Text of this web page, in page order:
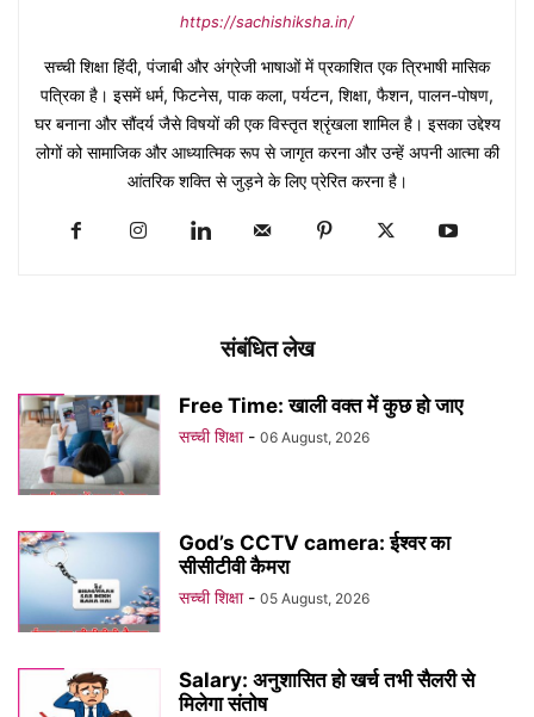
https://sachishiksha.in/
सच्ची शिक्षा हिंदी, पंजाबी और अंग्रेजी भाषाओं में प्रकाशित एक त्रिभाषी मासिक
पत्रिका है। इसमें धर्म, फिटनेस, पाक कला, पर्यटन, शिक्षा, फैशन, पालन-पोषण,
घर बनाना और सौंदर्य जैसे विषयों की एक विस्तृत श्रृंखला शामिल है। इसका उद्देश्य
लोगों को सामाजिक और आध्यात्मिक रूप से जागृत करना और उन्हें अपनी आत्मा की
आंतरिक शक्ति से जुड़ने के लिए प्रेरित करना है।
संबंधित लेख
Free Time: खाली वक्त में कुछ हो जाए
सच्ची शिक्षा - 06 August, 2026
God’s CCTV camera: ईश्वर का
सीसीटीवी कैमरा
सच्ची शिक्षा - 05 August, 2026
Salary: अनुशासित हो खर्च तभी सैलरी से
मिलेगा संतोष